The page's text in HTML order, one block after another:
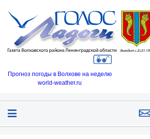
Прогноз погоды в Волхове на неделю
world-weather.ru